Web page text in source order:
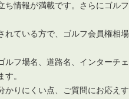
ち情報が満載です。さらにゴル
れている方で、ゴルフ会員権相
ルフ場名、道路名、インターチ
。
かりにくい点、ご質問にお応え